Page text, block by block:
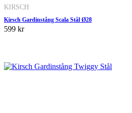
KIRSCH
Kirsch Gardinstång Scala Stål Ø28
599 kr